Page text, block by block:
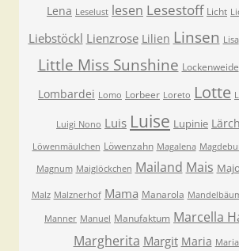
Lena Leselust lesen Lesestoff Licht
Liebstöckl Lienzrose Lilien Linsen Lisa
Little Miss Sunshine Lockenweide
Lombardei Lomo Lorbeer Loreto Lotte
Luigi Nono Luis Luise Lupinie
Löwenmäulchen Löwenzahn Magalena
Magnum Maiglöckchen Mailand Mais
Malz Malznerhof Mama Manarola
Manner Manuel Manufaktum Marcella
Margherita Margit Maria